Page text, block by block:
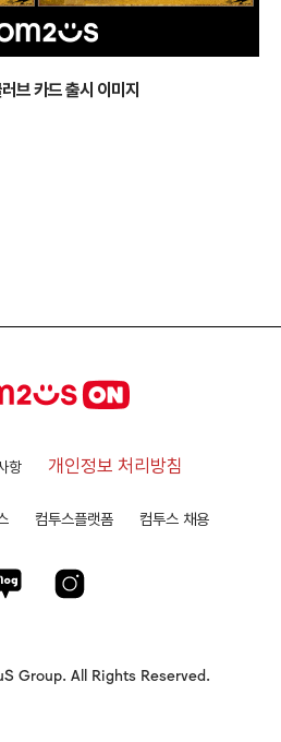
브 카드 출시 이미지
항 개인정보 처리방침
컴투스플랫폼 컴투스 채용
Group. All Rights Reserved.